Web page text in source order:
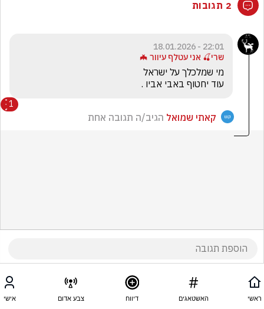
2 תגובות
22:01 - 18.01.2026
שרי🍒 אני עטלף עיוור 🦇
עוד יחטוף באבי אביו .
1
קאתי שמואל הגיב/ה תגובה אחת
ראשי האשטאגים דיווח צבע אדום אישי